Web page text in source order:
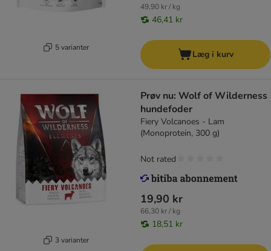
5 varianter
49,90 kr / kg
46,41 kr
Læg i kurv
3 varianter
Prøv nu: Wolf of Wilderness
hundefoder
Fiery Volcanoes - Lam
(Monoprotein, 300 g)
19,90 kr
66,30 kr / kg
18,51 kr
Not rated